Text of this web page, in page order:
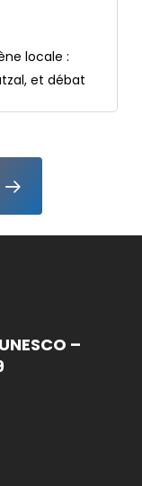
locale :
et débat
–